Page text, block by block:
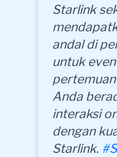
Starlink
andal di
untuk
Anda
interaksi
dengan
Starlink.